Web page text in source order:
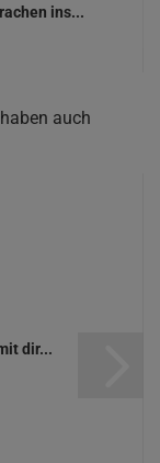
ins...
auch
dir...